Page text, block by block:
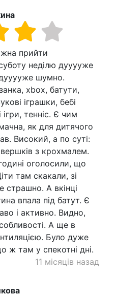
прийти
неділю дууууже
дууууже шумно.
xbox, батути,
іграшки, бебі
ігри, тенніс. Є чим
як для дитячого
Високий, а по суті:
вершків з крохмалем.
оголосили, що
там скакали, зі
страшно. А вкінці
впала під батут. Є
і активно. Видно,
А ще в
Було дуже
ж там у спекотні дні.
11 місяців назад